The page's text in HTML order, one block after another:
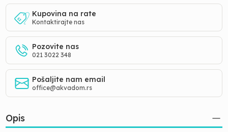
Kupovina na rate
Kontaktirajte nas
Pozovite nas
021 3022 348
Pošaljite nam email
office@akvadom.rs
Opis